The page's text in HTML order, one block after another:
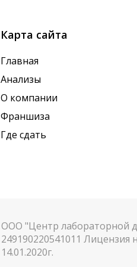
Карта сайта
Главная
Анализы
О компании
Франшиза
Где сдать
ООО "Центр лабораторной
249190220541011
14.01.2020г.